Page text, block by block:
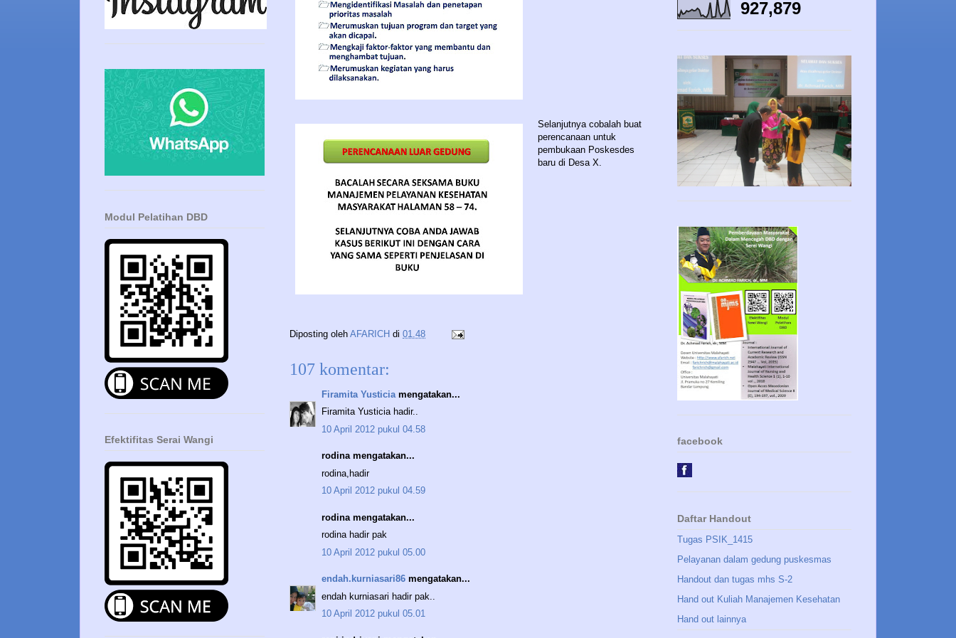
Selanjutnya cobalah buat
perencanaan untuk
pembukaan Poskesdes
baru di Desa X.
Diposting oleh AFARICH di 01.48
107 komentar:
Firamita Yusticia mengatakan...
Firamita Yusticia hadir..
10 April 2012 pukul 04.58
rodina mengatakan...
rodina,hadir
10 April 2012 pukul 04.59
rodina mengatakan...
rodina hadir pak
10 April 2012 pukul 05.00
endah.kurniasari86 mengatakan...
endah kurniasari hadir pak..
10 April 2012 pukul 05.01
Modul Pelatihan DBD
Efektifitas Serai Wangi
927,879
facebook
Daftar Handout
Tugas PSIK_1415
Pelayanan dalam gedung puskesmas
Handout dan tugas mhs S-2
Hand out Kuliah Manajemen Kesehatan
Hand out lainnya